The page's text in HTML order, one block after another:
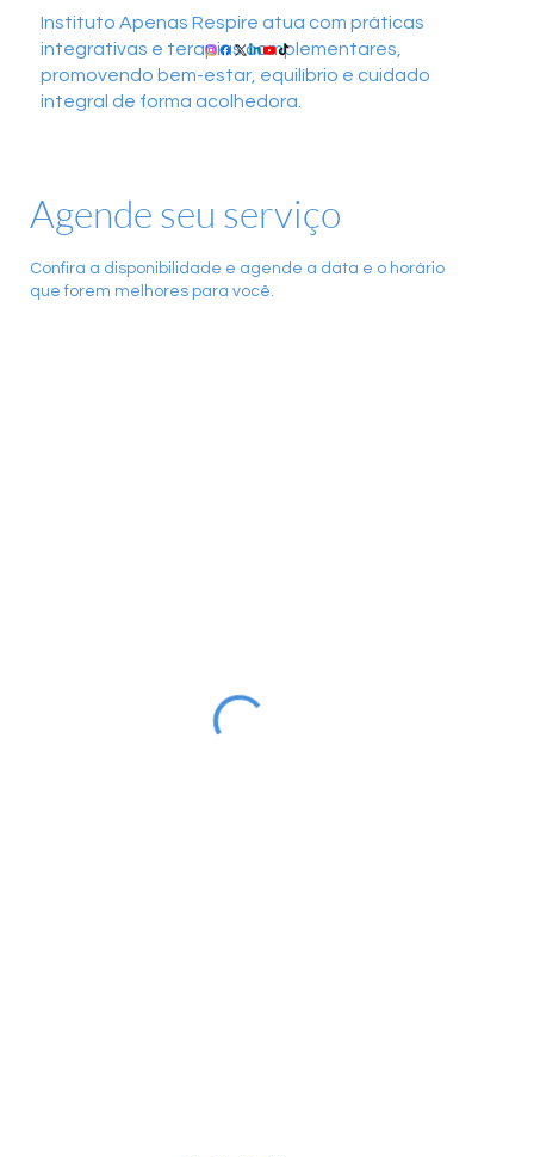
Agende seu serviço
Confira a disponibilidade e agende a data e o horário
que forem melhores para você.
Instituto Apenas Respire atua com práticas
integrativas e terapias complementares,
promovendo bem-estar, equilíbrio e cuidado
integral de forma acolhedora.